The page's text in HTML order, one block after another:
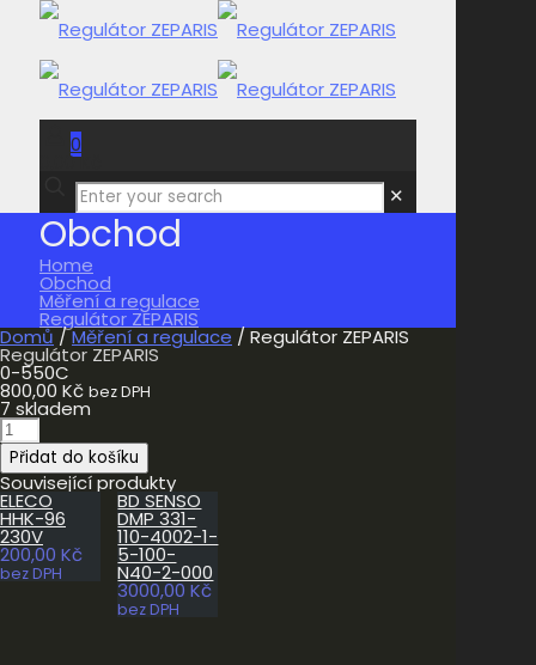
0
0,00 Kč
✕
Obchod
Home
Obchod
Měření a regulace
Regulátor ZEPARIS
Domů /Měření a regulace / Regulátor ZEPARIS
Regulátor ZEPARIS
0-550C
800,00 Kč bez DPH
7 skladem
Regulátor
ZEPARIS
množství
Přidat do košíku
Související produkty
ELECO
HHK-96
230V
200,00 Kč
bez DPH
BD SENSO
DMP 331-
110-4002-1-
5-100-
N40-2-000
3000,00Kč
bez DPH